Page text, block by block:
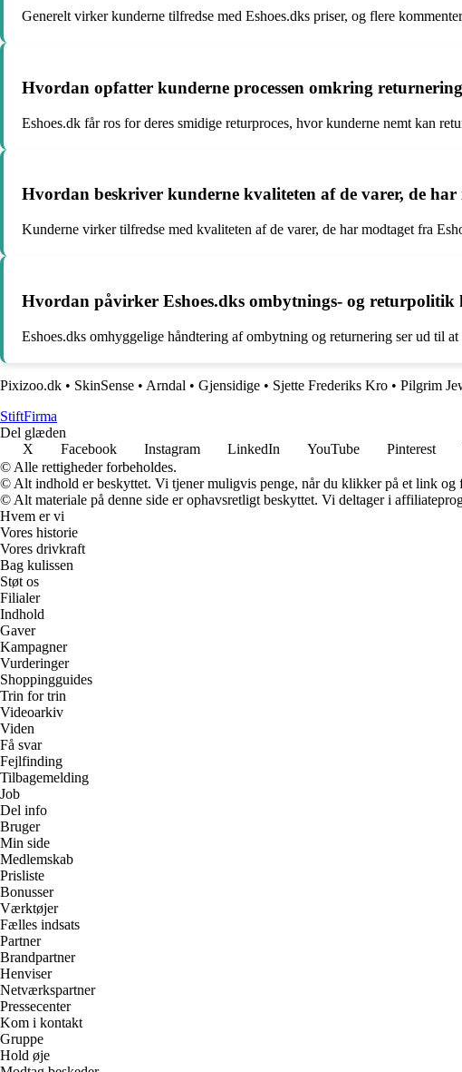
Generelt virker kunderne tilfredse med Eshoes.dks priser, og flere
Hvordan opfatter kunderne processen omkring
Eshoes.dk får ros for deres smidige returproces, hvor kunderne nemt kan
Hvordan beskriver kunderne kvaliteten af de varer, de har
Kunderne virker tilfredse med kvaliteten af de varer, de har modtaget fra
Hvordan påvirker Eshoes.dks ombytnings- og returpolitik
Eshoes.dks omhyggelige håndtering af ombytning og returnering ser ud til
Pixizoo.dk • SkinSense • Arndal • Gjensidige • Sjette Frederiks Kro • Pilgrim
StiftFirma
Del glæden
X
Facebook Instagram LinkedIn YouTube Pinterest
© Alle rettigheder forbeholdes.
© Alt indhold er beskyttet. Vi tjener muligvis penge, når du klikker på et link og
© Alt materiale på denne side er ophavsretligt beskyttet. Vi deltager i
Hvem er vi
Vores historie
Vores drivkraft
Bag kulissen
Støt os
Filialer
Indhold
Gaver
Kampagner
Vurderinger
Shoppingguides
Trin for trin
Videoarkiv
Viden
Få svar
Fejlfinding
Tilbagemelding
Job
Del info
Bruger
Min side
Medlemskab
Prisliste
Bonusser
Værktøjer
Fælles indsats
Partner
Brandpartner
Henviser
Netværkspartner
Pressecenter
Kom i kontakt
Gruppe
Hold øje